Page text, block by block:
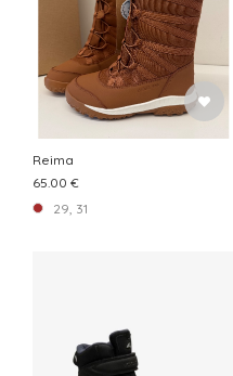
Reima
65.00 €
29, 31